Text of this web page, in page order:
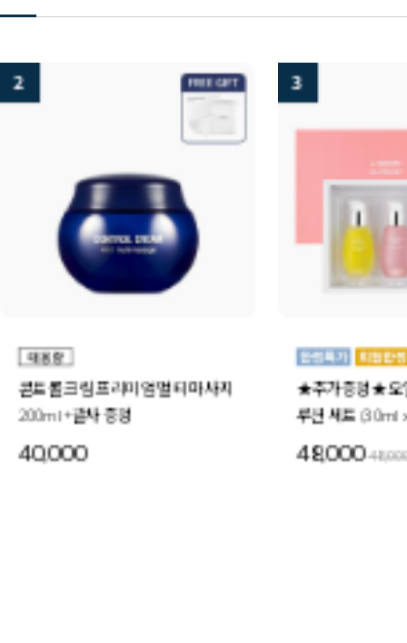
3
★추가증정★ 오일 인 세럼 4-세럼 솔
루션 세트 (30ml x4) +미드나이트스페
셜 세트 1세트 증정
48,000
4
더블 모이스처
30ml 6개
72,000